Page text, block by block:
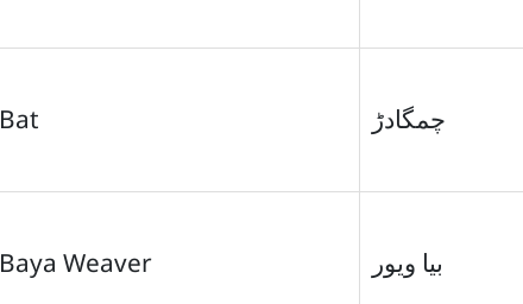
Bat چمگادڑ
Baya Weaver بیا ویور